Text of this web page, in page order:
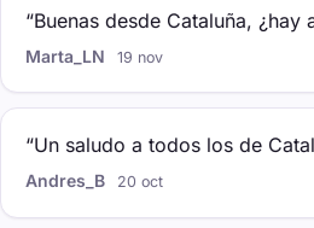
“Buenas desde Cataluña, ¿hay
Marta_LN 19 nov
“Un saludo a todos los de
Andres_B 20 oct